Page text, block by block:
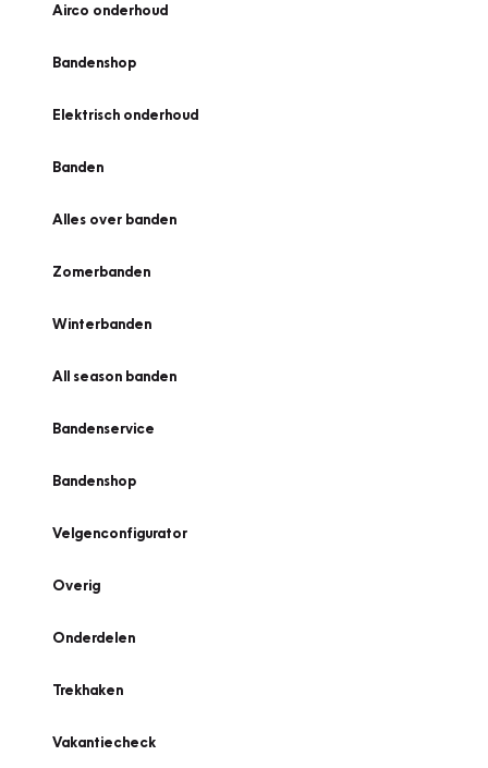
Airco onderhoud
Bandenshop
Elektrisch onderhoud
Banden
Alles over banden
Zomerbanden
Winterbanden
All season banden
Bandenservice
Bandenshop
Velgenconfigurator
Overig
Onderdelen
Trekhaken
Vakantiecheck